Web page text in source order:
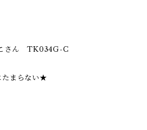
こさん TK034G-C
たまらない★